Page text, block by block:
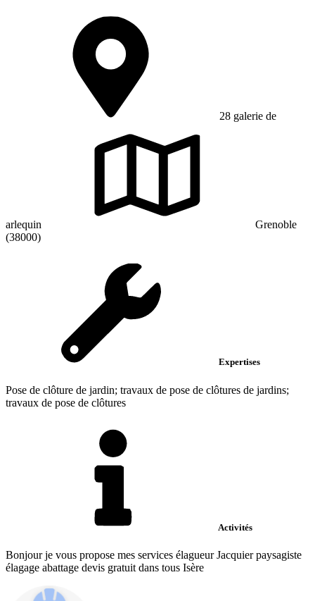
28 galerie de
arlequin
Grenoble
(38000)
Expertises
Pose de clôture de jardin; travaux de pose de clôtures de jardins;
travaux de pose de clôtures
Activités
Bonjour je vous propose mes services élagueur Jacquier paysagiste
élagage abattage devis gratuit dans tous Isère